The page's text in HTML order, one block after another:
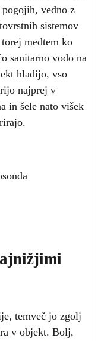
vedno z
sistemov
medtem ko
sanitarno vodo na
hladijo, vso
najprej v
in šele nato višek
temveč jo zgolj
v objekt. Bolj,